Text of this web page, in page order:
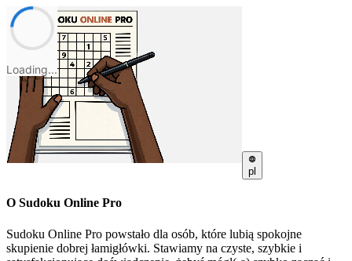
Loading...
pl
O Sudoku Online Pro
Sudoku Online Pro powstało dla osób, które lubią spokojne
skupienie dobrej łamigłówki. Stawiamy na czyste, szybkie i